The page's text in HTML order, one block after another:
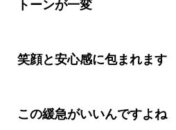
トーンが一変
笑顔と安心感に包まれます
この緩急がいいんですよね